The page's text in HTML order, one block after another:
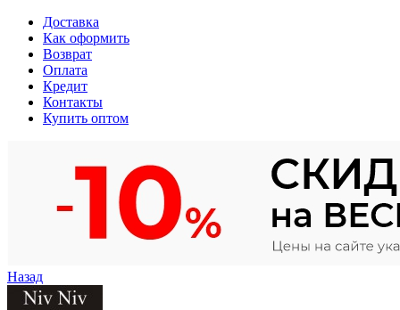
Доставка
Как оформить
Возврат
Оплата
Кредит
Контакты
Купить оптом
Назад